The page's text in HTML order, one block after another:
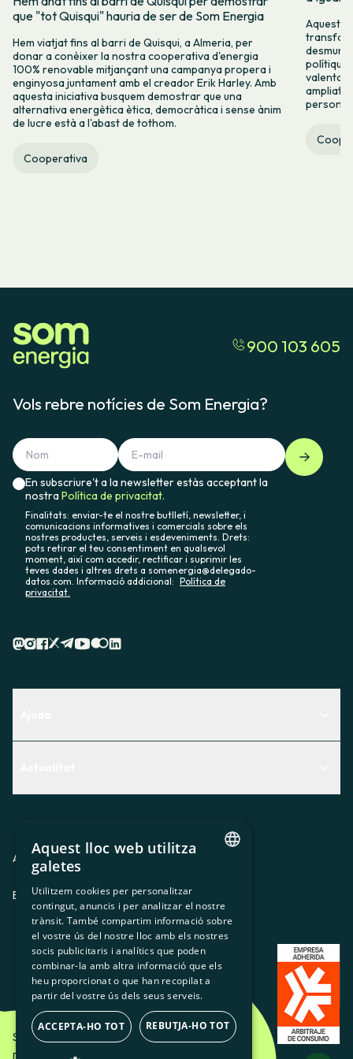
que "tot Quisqui" hauria de ser de Som Energia
Hem viatjat fins al barri de Quisqui, a Almeria, per
donar a conèixer la nostra cooperativa d'energia
100% renovable mitjançant una campanya propera i
enginyosa juntament amb el creador Erik Harley. Amb
aquesta iniciativa busquem demostrar que una
alternativa energètica ètica, democràtica i sense ànim
de lucre està a l'abast de tothom.
Cooperativa
Aquest
valenta
900 103 605
Vols rebre notícies de Som Energia?
En subscriure't a la newsletter estàs acceptant la
nostraPolítica de privacitat.
Finalitats: enviar-te el nostre butlletí, newsletter, i
comunicacions informatives i comercials sobre els
nostres productes, serveis i esdeveniments. Drets:
pots retirar el teu consentiment en qualsevol
moment, així com accedir, rectificar i suprimir les
teves dades i altres drets a somenergia@delegado-
datos.com. Informació addicional: Política de
privacitat.
Premsa
Treballa amb nosaltres
Avis legal Política de privacitatPolítica de cookies
ES CAGLEU
Som Energia SCCL - 2026
SPANISH
GL
BASQUE
Aquest lloc web utilitza
galetes
Utilitzem cookies per personalitzar
contingut, anuncis i per analitzar el nostre
trànsit. També compartim informació sobre
el vostre ús del nostre lloc amb els nostres
socis publicitaris i analítics que poden
combinar-la amb altra informació que els
heu proporcionat o que han recopilat a
partir del vostre ús dels seus serveis.
ACCEPTA-HO TOT REBUTJA-HO TOT